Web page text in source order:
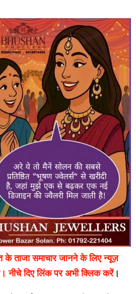
के ताजा समाचार जानने के लिए न्यूज़
नीचे दिए लिंक पर अभी क्लिक करें।